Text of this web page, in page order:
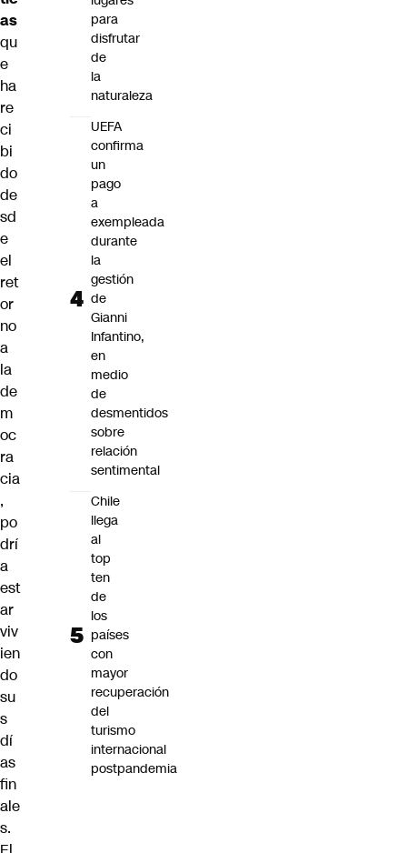
as
qu
e
ha
re
ci
bi
do
de
sd
e
el
ret
or
no
a
la
de
m
oc
ra
cia
,
po
drí
a
est
ar
viv
ien
do
su
s
dí
as
fin
ale
s.
para
disfrutar
de
la
naturaleza
UEFA
confirma
un
pago
a
exempleada
durante
la
gestión
de
Gianni
Infantino,
en
medio
de
desmentidos
sobre
relación
sentimental
Chile
llega
al
top
ten
de
los
países
con
mayor
recuperación
del
turismo
internacional
postpandemia